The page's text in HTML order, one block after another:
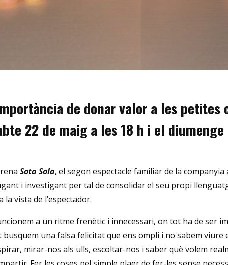
de donar valor a les petites
22 de maig a les 18 h i el
Sota Sola, el segon espectacle familiar de la companyia
i investigant per tal de consolidar el seu propi
vista de l’espectador.
a un ritme frenètic i innecessari, on tot ha de ser
una falsa felicitat que ens ompli i no sabem viure
mirar-nos als ulls, escoltar-nos i saber què volem